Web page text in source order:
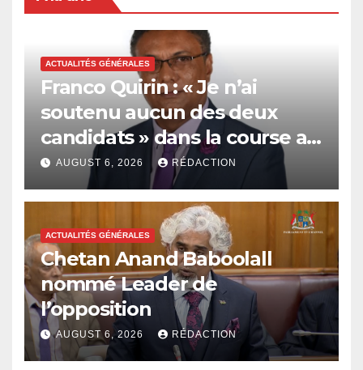
ACTUALITÉS GÉNÉRALES
Franco Quirin : « Je n’ai
soutenu aucun des deux
candidats » dans la course au
poste de Leader de
l’opposition
AUGUST 6, 2026 RÉDACTION
ACTUALITÉS GÉNÉRALES
Chetan Anand Baboolall
nommé Leader de
l’opposition
AUGUST 6, 2026 RÉDACTION